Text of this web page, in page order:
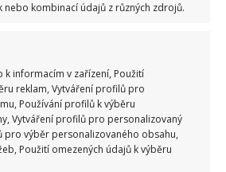
kombinací údajů z různých zdrojů.
informacím v zařízení, Použití
reklam, Vytváření profilů pro
Používání profilů k výběru
Vytváření profilů pro personalizovaný
pro výběr personalizovaného obsahu,
Použití omezených údajů k výběru